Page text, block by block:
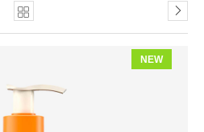
NEW